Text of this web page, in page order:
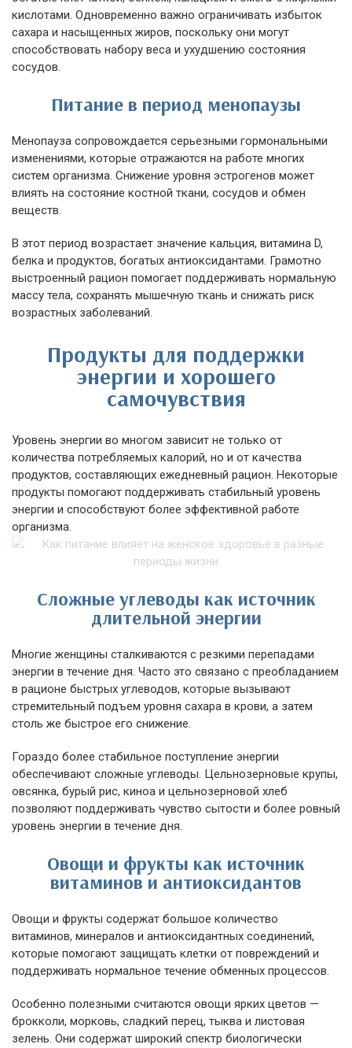
кислотами. Одновременно важно ограничивать избыток
сахара и насыщенных жиров, поскольку они могут
способствовать набору веса и ухудшению состояния
сосудов.
Питание в период менопаузы
Менопауза сопровождается серьезными гормональными
изменениями, которые отражаются на работе многих
систем организма. Снижение уровня эстрогенов может
влиять на состояние костной ткани, сосудов и обмен
веществ.
В этот период возрастает значение кальция, витамина D,
белка и продуктов, богатых антиоксидантами. Грамотно
выстроенный рацион помогает поддерживать нормальную
массу тела, сохранять мышечную ткань и снижать риск
возрастных заболеваний.
Продукты для поддержки
энергии и хорошего
самочувствия
Уровень энергии во многом зависит не только от
количества потребляемых калорий, но и от качества
продуктов, составляющих ежедневный рацион. Некоторые
продукты помогают поддерживать стабильный уровень
энергии и способствуют более эффективной работе
организма.
Сложные углеводы как источник
длительной энергии
Многие женщины сталкиваются с резкими перепадами
энергии в течение дня. Часто это связано с преобладанием
в рационе быстрых углеводов, которые вызывают
стремительный подъем уровня сахара в крови, а затем
столь же быстрое его снижение.
Гораздо более стабильное поступление энергии
обеспечивают сложные углеводы. Цельнозерновые крупы,
овсянка, бурый рис, киноа и цельнозерновой хлеб
позволяют поддерживать чувство сытости и более ровный
уровень энергии в течение дня.
Овощи и фрукты как источник
витаминов и антиоксидантов
Овощи и фрукты содержат большое количество
витаминов, минералов и антиоксидантных соединений,
которые помогают защищать клетки от повреждений и
поддерживать нормальное течение обменных процессов.
Особенно полезными считаются овощи ярких цветов —
брокколи, морковь, сладкий перец, тыква и листовая
зелень. Они содержат широкий спектр биологически